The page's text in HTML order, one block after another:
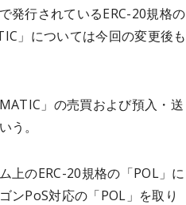
発行されているERC-20規格の
」については今回の変更後も
」の売買および預入・送
う。
上のERC-20規格の「POL」に
ンPoS対応の「POL」を取り